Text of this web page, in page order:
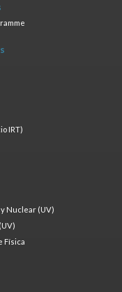
IRT)
Nuclear (UV)
Física